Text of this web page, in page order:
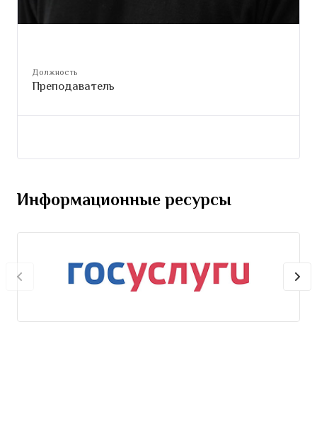
Должность
Преподаватель
Информационные ресурсы